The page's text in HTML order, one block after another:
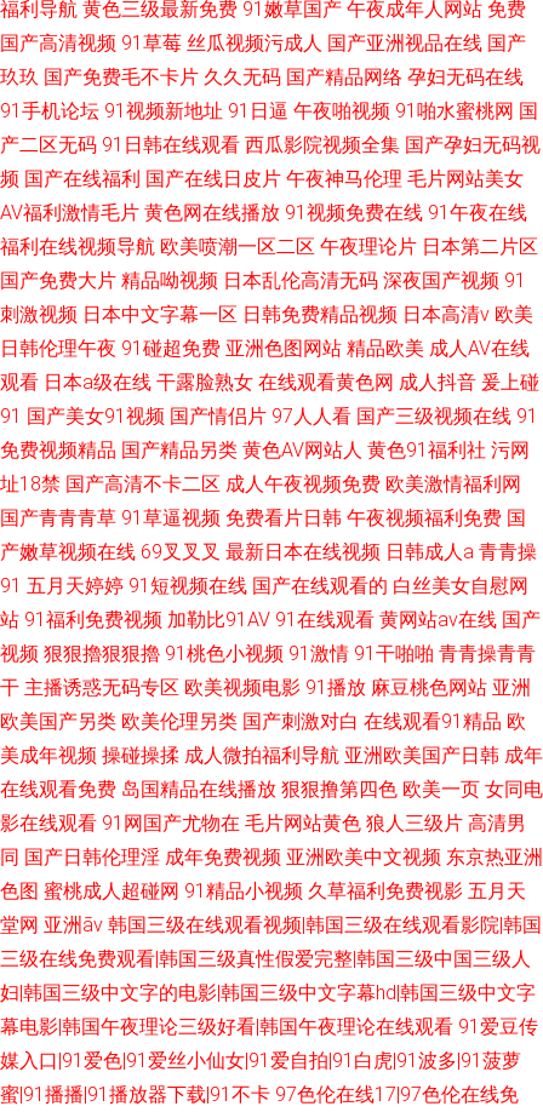
福利导航 黄色三级最新免费 91嫩草国产 午夜成年人网站 免费
国产高清视频 91草莓 丝瓜视频污成人 国产亚洲视品在线 国产
玖玖 国产免费毛不卡片 久久无码 国产精品网络 孕妇无码在线
91手机论坛 91视频新地址 91日逼 午夜啪视频 91啪水蜜桃网 国
产二区无码 91日韩在线观看 西瓜影院视频全集 国产孕妇无码视
频 国产在线福利 国产在线日皮片 午夜神马伦理 毛片网站美女
AV福利激情毛片 黄色网在线播放 91视频免费在线 91午夜在线
福利在线视频导航 欧美喷潮一区二区 午夜理论片 日本第二片区
国产免费大片 精品呦视频 日本乱伦高清无码 深夜国产视频 91
刺激视频 日本中文字幕一区 日韩免费精品视频 日本高清v 欧美
日韩伦理午夜 91碰超免费 亚洲色图网站 精品欧美 成人AV在线
观看 日本a级在线 干露脸熟女 在线观看黄色网 成人抖音 爰上碰
91 国产美女91视频 国产情侣片 97人人看 国产三级视频在线 91
免费视频精品 国产精品另类 黄色AV网站人 黄色91福利社 污网
址18禁 国产高清不卡二区 成人午夜视频免费 欧美激情福利网
国产青青青草 91草逼视频 免费看片日韩 午夜视频福利免费 国
产嫩草视频在线 69叉叉叉 最新日本在线视频 日韩成人a 青青操
91 五月天婷婷 91短视频在线 国产在线观看的 白丝美女自慰网
站 91福利免费视频 加勒比91AV 91在线观看 黄网站av在线 国产
视频 狠狠擼狠狠擼 91桃色小视频 91激情 91干啪啪 青青操青青
干 主播诱惑无码专区 欧美视频电影 91播放 麻豆桃色网站 亚洲
欧美国产另类 欧美伦理另类 国产刺激对白 在线观看91精品 欧
美成年视频 操碰操揉 成人微拍福利导航 亚洲欧美国产日韩 成年
在线观看免费 岛国精品在线播放 狠狠撸第四色 欧美一页 女同电
影在线观看 91网国产尤物在 毛片网站黄色 狼人三级片 高清男
同 国产日韩伦理淫 成年免费视频 亚洲欧美中文视频 东京热亚洲
色图 蜜桃成人超碰网 91精品小视频 久草福利免费视影 五月天
堂网 亚洲āv 韩国三级在线观看视频|韩国三级在线观看影院|韩国
三级在线免费观看|韩国三级真性假爱完整|韩国三级中国三级人
妇|韩国三级中文字的电影|韩国三级中文字幕hd|韩国三级中文字
幕电影|韩国午夜理论三级好看|韩国午夜理论在线观看 91爱豆传
媒入口|91爱色|91爱丝小仙女|91爱自拍|91白虎|91波多|91菠萝
蜜|91播播|91播放器下载|91不卡 97色伦在线17|97色伦在线免